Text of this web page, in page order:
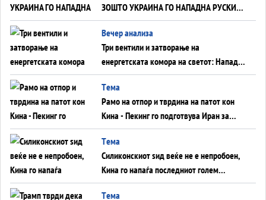
ЗОШТО УКРАИНА ГО НАПАДНА РУСКИОТ
WILDBERRIES
Вечер анализа
Три вентили и затворање на
енергетската комора на светот: Нападот
во Суец најавува глобален енергетски
инфаркт?
Tема
Рамо на отпор и тврдина на патот кон
Кина - Пекинг го подготвува Иран за
американска копнена инвазија
Tема
Силиконскиот ѕид веќе не е непробоен,
Кина го напаѓа последниот голем
монопол на Западот?
Tема